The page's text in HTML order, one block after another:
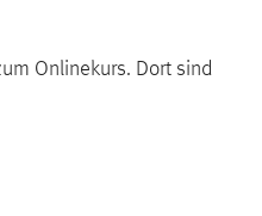
Onlinekurs. Dort sind